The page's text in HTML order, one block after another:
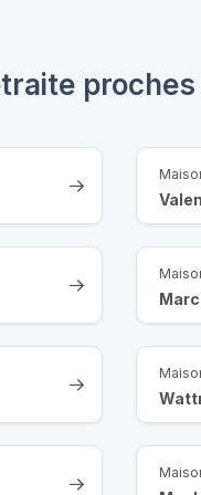
proches